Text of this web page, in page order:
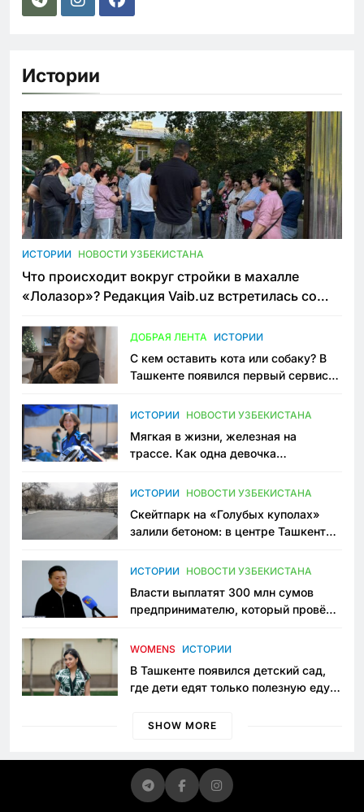
Истории
ИСТОРИИ НОВОСТИ УЗБЕКИСТАНА
Что происходит вокруг стройки в махалле
«Лолазор»? Редакция Vaib.uz встретилась со
ДОБРАЯ ЛЕНТА ИСТОРИИ
С кем оставить кота или собаку? В
Ташкенте появился первый сервис
ИСТОРИИ НОВОСТИ УЗБЕКИСТАНА
Мягкая в жизни, железная на
трассе. Как одна девочка
Узбекистане
ИСТОРИИ НОВОСТИ УЗБЕКИСТАНА
Скейтпарк на «Голубых куполах»
залили бетоном: в центре Ташкента
пространство
ИСТОРИИ НОВОСТИ УЗБЕКИСТАНА
Власти выплатят 300 млн сумов
предпринимателю, который провёл
приговору
WOMENS ИСТОРИИ
В Ташкенте появился детский сад,
где дети едят только полезную еду.
просить «кашу без сахара»
SHOW MORE